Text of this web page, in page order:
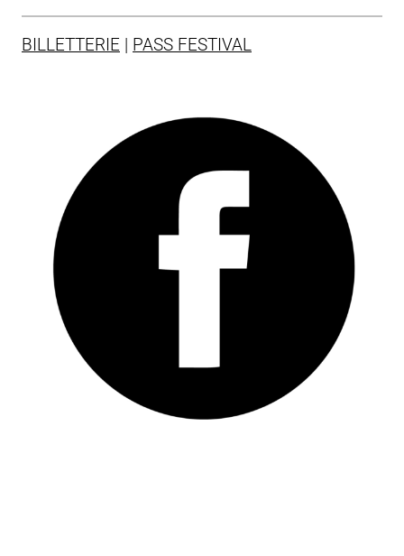
BILLETTERIE | PASS FESTIVAL